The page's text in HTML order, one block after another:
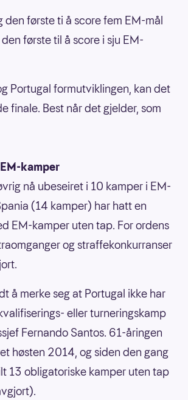
den første ti å score fem EM-mål
første til å score i sju EM-
Portugal formutviklingen, kan det
finale. Best når det gjelder, som
kamper
nå ubeseiret i 10 kamper i EM-
(14 kamper) har hatt en
EM-kamper uten tap. For ordens
og straffekonkurranser
å merke seg at Portugal ikke har
eller turneringskamp
Fernando Santos. 61-åringen
høsten 2014, og siden den gang
13 obligatoriske kamper uten tap